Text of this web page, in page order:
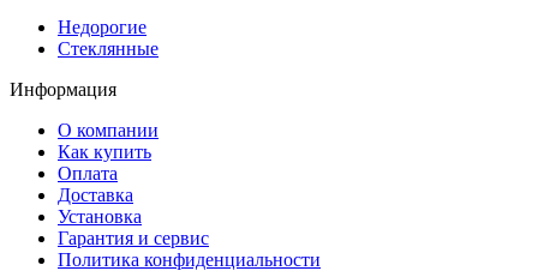
Недорогие
Стеклянные
Информация
О компании
Как купить
Оплата
Доставка
Установка
Гарантия и сервис
Политика конфиденциальности